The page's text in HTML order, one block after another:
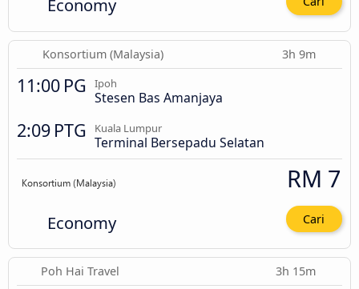
Economy
Konsortium (Malaysia) 3h 9m
11:00 PG Ipoh
Stesen Bas Amanjaya
2:09 PTG Kuala Lumpur
Terminal Bersepadu Selatan
Economy
RM 7
Cari
Poh Hai Travel 3h 15m